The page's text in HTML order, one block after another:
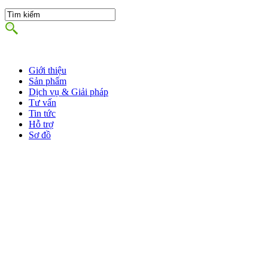
Giới thiệu
Sản phẩm
Dịch vụ & Giải pháp
Tư vấn
Tin tức
Hỗ trợ
Sơ đồ